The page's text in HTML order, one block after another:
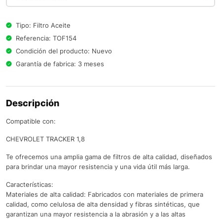
Tipo: Filtro Aceite
Referencia: TOF154
Condición del producto: Nuevo
Garantía de fabrica: 3 meses
Descripción
Compatible con:
CHEVROLET TRACKER 1,8
Te ofrecemos una amplia gama de filtros de alta calidad, diseñados
para brindar una mayor resistencia y una vida útil más larga.
Características:
Materiales de alta calidad: Fabricados con materiales de primera
calidad, como celulosa de alta densidad y fibras sintéticas, que
garantizan una mayor resistencia a la abrasión y a las altas